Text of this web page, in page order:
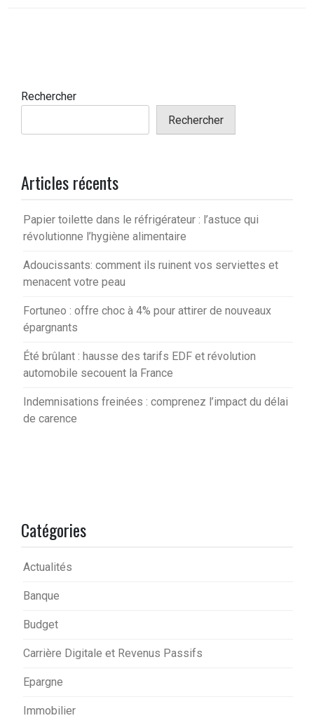
Rechercher
Rechercher
Articles récents
Papier toilette dans le réfrigérateur : l’astuce qui
révolutionne l’hygiène alimentaire
Adoucissants: comment ils ruinent vos serviettes et
menacent votre peau
Fortuneo : offre choc à 4% pour attirer de nouveaux
épargnants
Été brûlant : hausse des tarifs EDF et révolution
automobile secouent la France
Indemnisations freinées : comprenez l’impact du délai
de carence
Catégories
Actualités
Banque
Budget
Carrière Digitale et Revenus Passifs
Epargne
Immobilier